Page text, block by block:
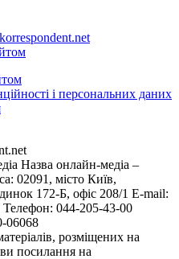
і персональних даних
Назва онлайн-медіа –
02091, місто Київ,
172-Б, офіс 208/1 E-mail:
Телефон: 044-205-43-00
06068
розміщених на
посилання на